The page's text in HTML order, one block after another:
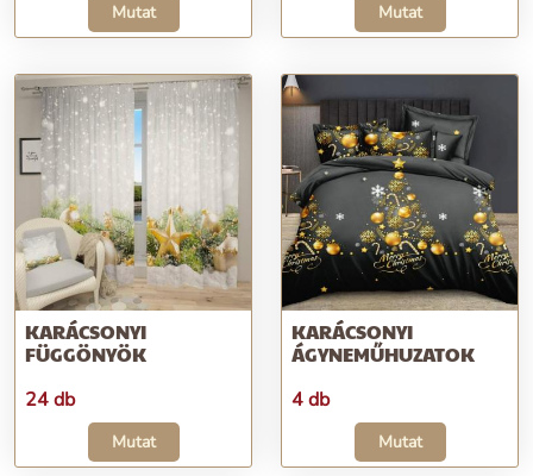
Mutat Mutat
KARÁCSONYI
FÜGGÖNYÖK
24 db
Mutat
KARÁCSONYI
ÁGYNEMŰHUZATOK
4 db
Mutat